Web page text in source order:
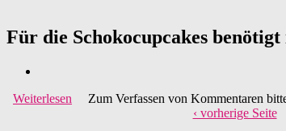
Für die Schokocupcakes
Weiterlesen über Adventsbloggerei: Nr. 14 -
Zum Verfassen von Kommentaren
‹ vorherige Seite